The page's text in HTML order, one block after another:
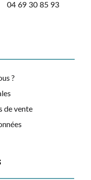
04 69 30 85 93
?
de vente